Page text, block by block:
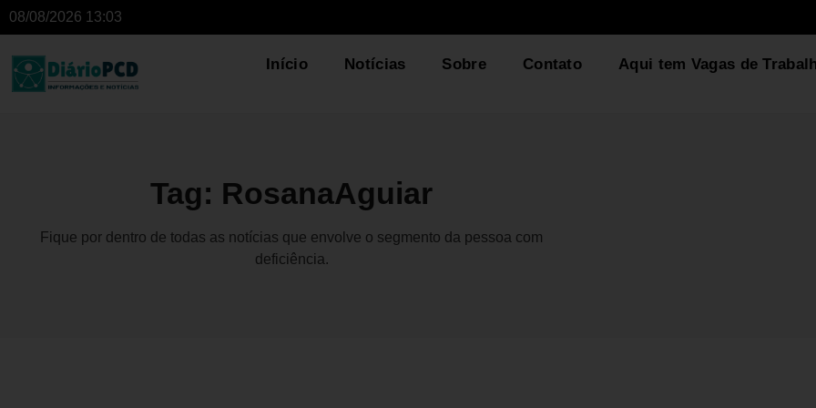
08/08/2026 13:03
Início Notícias Sobre Contato Aqui tem Vagas de
Tag: RosanaAguiar
Fique por dentro de todas as notícias que envolve o segmento da pessoa com
deficiência.